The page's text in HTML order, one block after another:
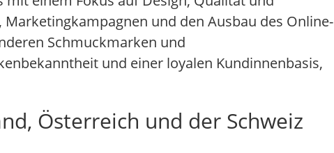
und den Ausbau des Online-
Schmuckmarken und
und einer loyalen Kundinnenbasis,
Österreich und der Schweiz